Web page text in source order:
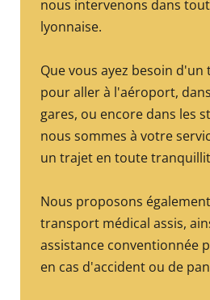
nous intervenons dans
lyonnaise.
Que vous ayez besoin
pour aller à l'aéroport,
gares, ou encore dans les
nous sommes à votre
un trajet en toute
Nous proposons
transport médical assis,
assistance conventionnée
en cas d'accident ou de